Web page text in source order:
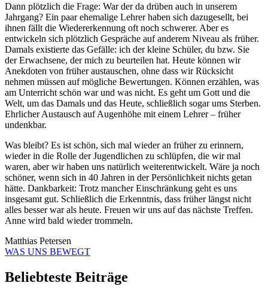
Dann plötzlich die Frage: War der da drüben auch in unserem
Jahrgang? Ein paar ehemalige Lehrer haben sich dazugesellt, bei
ihnen fällt die Wiedererkennung oft noch schwerer. Aber es
entwickeln sich plötzlich Gespräche auf anderem Niveau als früher.
Damals existierte das Gefälle: ich der kleine Schüler, du bzw. Sie
der Erwachsene, der mich zu beurteilen hat. Heute können wir
Anekdoten von früher austauschen, ohne dass wir Rücksicht
nehmen müssen auf mögliche Bewertungen. Können erzählen, was
am Unterricht schön war und was nicht. Es geht um Gott und die
Welt, um das Damals und das Heute, schließlich sogar ums Sterben.
Ehrlicher Austausch auf Augenhöhe mit einem Lehrer – früher
undenkbar.
Was bleibt? Es ist schön, sich mal wieder an früher zu erinnern,
wieder in die Rolle der Jugendlichen zu schlüpfen, die wir mal
waren, aber wir haben uns natürlich weiterentwickelt. Wäre ja noch
schöner, wenn sich in 40 Jahren in der Persönlichkeit nichts getan
hätte. Dankbarkeit: Trotz mancher Einschränkung geht es uns
insgesamt gut. Schließlich die Erkenntnis, dass früher längst nicht
alles besser war als heute. Freuen wir uns auf das nächste Treffen.
Anne wird bald wieder trommeln.
Matthias Petersen
WAS UNS BEWEGT
Beliebteste Beiträge